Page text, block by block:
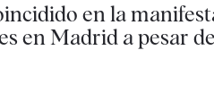
en la
en Madrid a pesar